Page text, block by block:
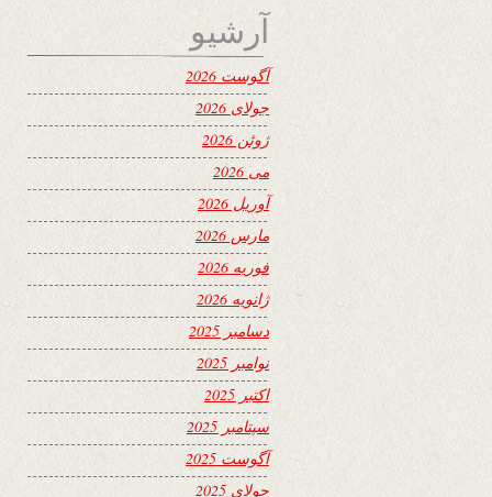
آرشیو
آگوست 2026
جولای 2026
ژوئن 2026
می 2026
آوریل 2026
مارس 2026
فوریه 2026
ژانویه 2026
دسامبر 2025
نوامبر 2025
اکتبر 2025
سپتامبر 2025
آگوست 2025
جولای 2025